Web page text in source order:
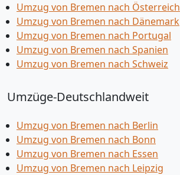
Umzug von Bremen nach Österreich
Umzug von Bremen nach Dänemark
Umzug von Bremen nach Portugal
Umzug von Bremen nach Spanien
Umzug von Bremen nach Schweiz
Umzüge-Deutschlandweit
Umzug von Bremen nach Berlin
Umzug von Bremen nach Bonn
Umzug von Bremen nach Essen
Umzug von Bremen nach Leipzig